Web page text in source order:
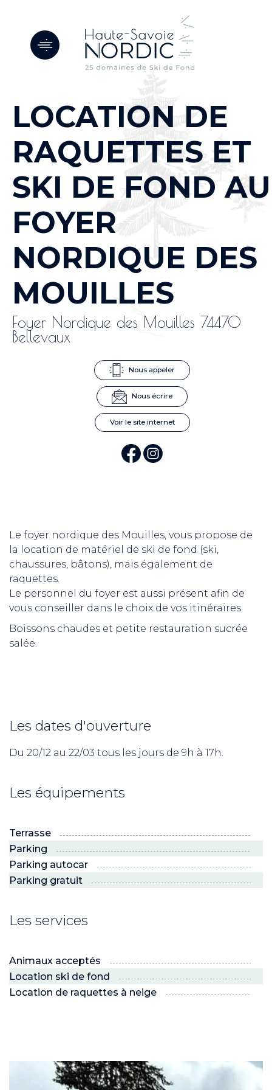
Nordic
LOCATION DE
RAQUETTES ET
SKI DE FOND AU
FOYER
NORDIQUE DES
MOUILLES
Foyer Nordique des Mouilles 74470
Bellevaux
Nous appeler
Nous écrire
Voir le site internet
Le foyer nordique des Mouilles, vous propose de
la location de matériel de ski de fond (ski,
chaussures, bâtons), mais également de
raquettes.
Le personnel du foyer est aussi présent afin de
vous conseiller dans le choix de vos itinéraires.
Boissons chaudes et petite restauration sucrée
salée.
Les dates d'ouverture
Du 20/12 au 22/03 tous les jours de 9h à 17h.
Les équipements
Terrasse
Parking
Parking autocar
Parking gratuit
Les services
Animaux acceptés
Location ski de fond
Location de raquettes à neige